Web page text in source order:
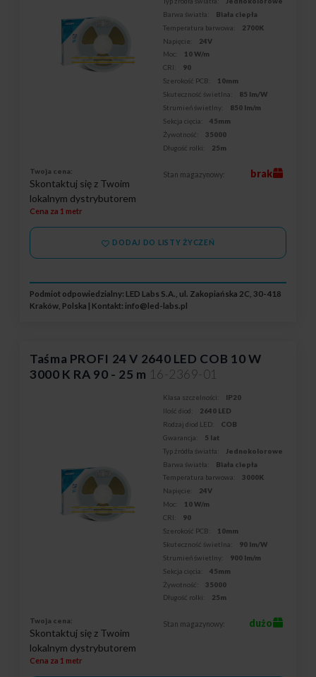
Barwa światła:
Biała ciepła
Temperatura barwowa:
2700K
Napięcie:
24V
Moc:
10 W/m
CRI:
90
Szerokość PCB:
10mm
Skuteczność świetlna:
85 lm/W
Strumień świetlny:
850 lm/m
Sekcja cięcia:
45mm
Żywotność:
35000
Długość rolki:
25m
Twoja cena:
Skontaktuj się z Twoim
lokalnym dystrybutorem
Cena za 1 metr
Stan magazynowy: brak
DODAJ DO LISTY ŻYCZEŃ
Podmiot odpowiedzialny: LED Labs S.A., ul. Zakopiańska 2C, 30-418
Kraków, Polska | Kontakt: info@led-labs.pl
Taśma PROFI 24 V 2640 LED COB 10 W
3000 K RA 90 - 25 m 16-2369-01
Klasa szczelności:
IP20
Ilość diod:
2640 LED
Rodzaj diod LED:
COB
Gwarancja:
5 lat
Typ źródła światła:
Jednokolorowe
Barwa światła:
Biała ciepła
Temperatura barwowa:
3000K
Napięcie:
24V
Moc:
10 W/m
CRI:
90
Szerokość PCB:
10mm
Skuteczność świetlna:
90 lm/W
Strumień świetlny:
900 lm/m
Sekcja cięcia:
45mm
Żywotność:
35000
Długość rolki:
25m
Twoja cena:
Skontaktuj się z Twoim
lokalnym dystrybutorem
Cena za 1 metr
Stan magazynowy: dużo